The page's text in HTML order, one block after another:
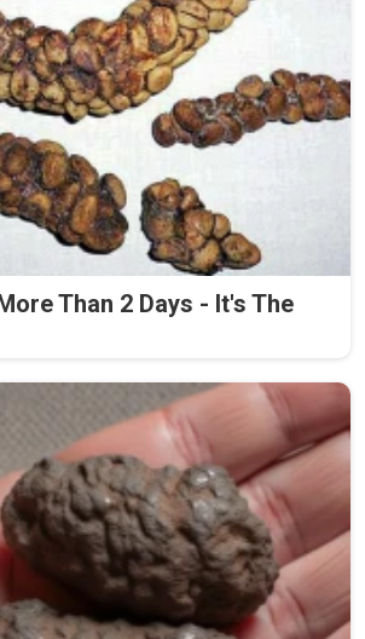
Than 2 Days - It's The